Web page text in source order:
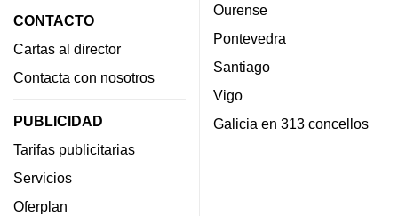
CONTACTO
Cartas al director
Contacta con nosotros
PUBLICIDAD
Tarifas publicitarias
Servicios
Oferplan
Ourense
Pontevedra
Santiago
Vigo
Galicia en 313 concellos